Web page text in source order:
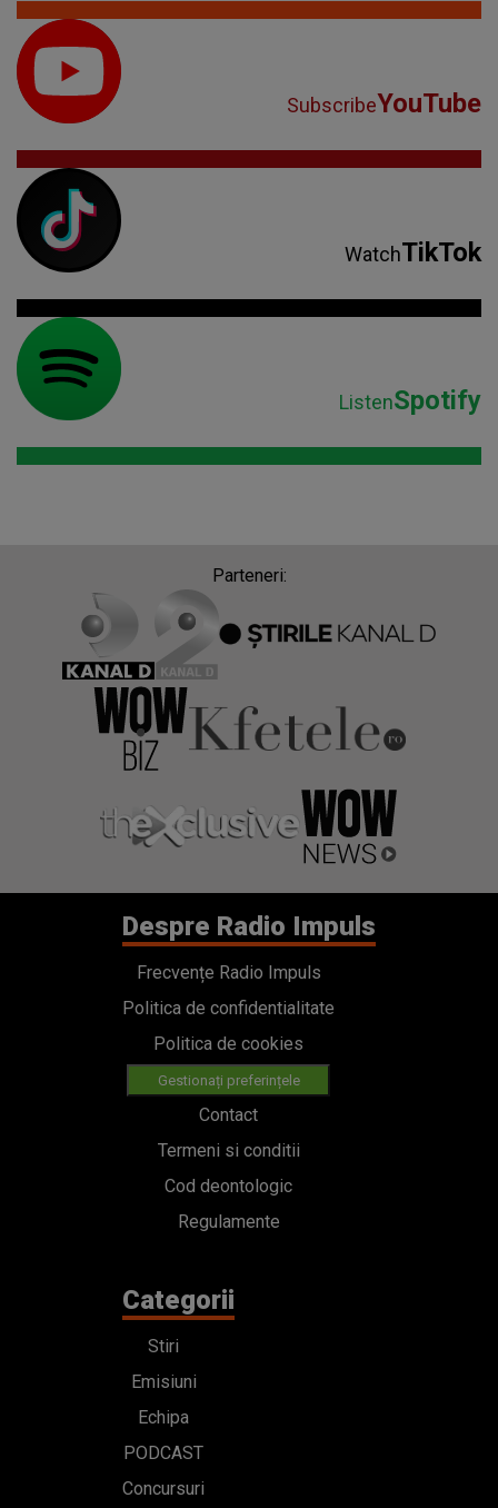
SubscribeYouTube
WatchTikTok
ListenSpotify
Parteneri:
Despre Radio Impuls
Frecvențe Radio Impuls
Politica de confidentialitate
Politica de cookies
Gestionați preferințele
Contact
Termeni si conditii
Cod deontologic
Regulamente
Categorii
Stiri
Emisiuni
Echipa
PODCAST
Concursuri